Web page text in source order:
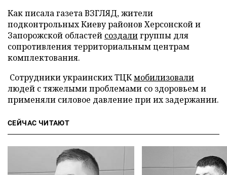
Как писала газета ВЗГЛЯД, жители
подконтрольных Киеву районов Херсонской и
Запорожской областей создалигруппы для
сопротивления территориальным центрам
комплектования.
Сотрудники украинских ТЦКмобилизовали
людей с тяжелыми проблемами со здоровьем и
применяли силовое давление при их задержании.
СЕЙЧАС ЧИТАЮТ